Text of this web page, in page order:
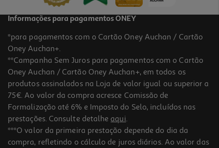
Sublinhador Auchan Amarelo Pastel
0.99 €/un
Informações para pagamentos ONEY
*para pagamentos com o Cartão Oney Auchan / Cartão
Oney Auchan+.
**Campanha Sem Juros para pagamentos com o Cartão
Oney Auchan / Cartão Oney Auchan+, em todos os
produtos assinalados na Loja de valor igual ou superior a
75€. Ao valor da compra acresce Comissão de
Formalização até 6% e Imposto do Selo, incluídos nas
prestações. Consulte detalhe aqui.
***O valor da primeira prestação depende do dia da
compra, refletindo o cálculo de juros diários. Ao valor das